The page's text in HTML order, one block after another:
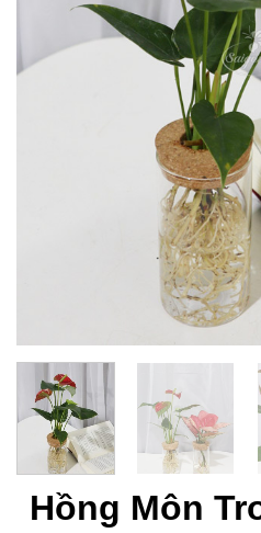
Hồng Môn